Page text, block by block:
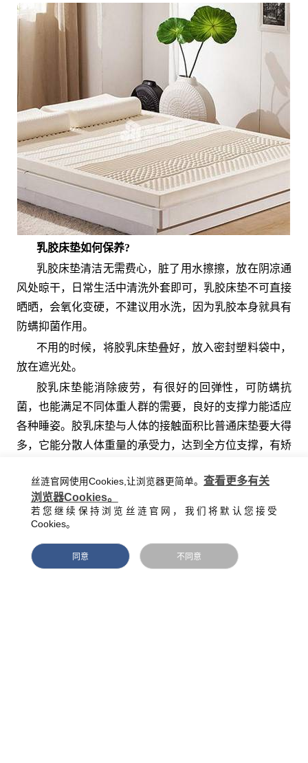
乳胶床垫如何保养?
乳胶床垫清洁无需费心，脏了用水擦擦，放在阴凉通
风处晾干，日常生活中清洗外套即可，乳胶床垫不可直接
晒晒，会氧化变硬，不建议用水洗，因为乳胶本身就具有
防螨抑菌作用。
不用的时候，将胶乳床垫叠好，放入密封塑料袋中，
放在遮光处。
胶乳床垫能消除疲劳，有很好的回弹性，可防螨抗
菌，也能满足不同体重人群的需要，良好的支撑力能适应
各种睡姿。胶乳床垫与人体的接触面积比普通床垫要大得
多，它能分散人体重量的承受力，达到全方位支撑，有矫
在潮湿的地方或季节，应将床垫移到室外，以保持床
本身干燥清新。装卸过程中不可随意挤压，折叠以免损坏
床垫。
丝涟官网使用Cookies,让浏览器更简单。 查看更多有关
浏览器Cookies。
若您继续保持浏览丝涟官网，我们将默认您接受
Cookies。
同意 不同意